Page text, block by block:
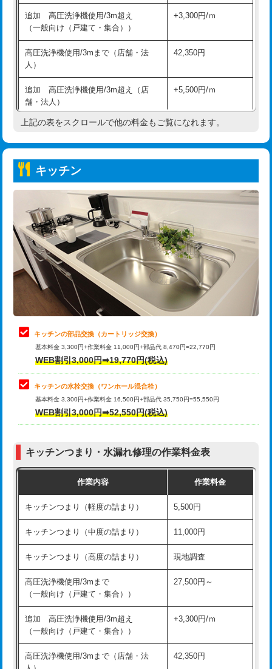
交換・取付（その他部品） 11,000円+材料費
持込商品取付（単水栓） 13,200円
持込商品取付（混合水栓）
持込商品取付（浄水器・分岐水栓） 16,500円
持込商品取付（温水洗浄便座） 22,000円
持込商品取付（普通便座⇔温水洗浄便
22,000円
給水管工事※（ホール加工)
給水管工事※（バンド止め) 3,300円
給水管工事※（支持金具設置) 5,500円
給水管工事※（保温材使用（バンド止
め込み）)
5,500円
給水管工事※（土の掘削・埋め戻し作
11,000円
給水管工事※（塩ビ管（VP・HI）使
用/3ｍまで)
給水管工事※（塩ビ管（VP・HI）使
用（追加）/3ｍ超え)
給水管工事※（ライニング鋼管・銅
管・ポリ管・HT管使用/3ｍまで)
44,000円
管・ポリ管・HT管使用/3ｍ超え)
排水管工事（土の掘削・埋め戻し作
11,000円~
排水管工事（排水管工事/3ｍまで） 55,000円
排水管工事（追加 排水管工事/3ｍ超
+11,000円
マス交換（深さ50㎝未満）
マス交換（深さ50㎝以上） 66,000円
コンクリート斫り（厚さ10㎝まで）
追加 高圧洗浄機使用/3m超え
（一般向け（戸建て・集合））
+3,300円/ｍ
高圧洗浄機使用/3mまで（店舗・法
人）
42,350円
追加 高圧洗浄機使用/3m超え（店
舗・法人）
+5,500円/ｍ
高度高圧洗浄換 現地調査
トーラー機使用/3mまで
追加トーラー機使用/3m超え +3,300円
カメラ調査 33,000円
桝清掃 8,800円
止水・漏水調査・防水処理・清掃・修
理・調整・分解・加工など（軽作業）
11,000円
止水・漏水調査・防水処理・清掃・修
理・調整・分解・加工など（中作業）
22,000円
止水・漏水調査・防水処理・清掃・修
理・調整・分解・加工など（重作業）
33,000円
お風呂タンク脱着
その他部品の脱着
式・ワンホール）)
交換・取付(排水栓・排水トラップ
22,000円+材料費
持込商品取付（単水栓）
持込商品取付（混合水栓） 16,500円
上記の表をスクロールで他の料金もご覧になれます。
キッチン
キッチンの部品交換（カートリッジ交換）
基本料金 3,300円+作業料金 11,000円+部品代 8,470円=22,770円
WEB割引3,000円➡19,770円(税込)
キッチンの水栓交換（ワンホール混合栓）
基本料金 3,300円+作業料金 16,500円+部品代 35,750円=55,550円
WEB割引3,000円➡52,550円(税込)
キッチンつまり・水漏れ修理の作業料金表
作業内容 作業料金
キッチンつまり（軽度の詰まり） 5,500円
キッチンつまり（中度の詰まり） 11,000円
キッチンつまり（高度の詰まり） 現地調査
高圧洗浄機使用/3mまで
（一般向け（戸建て・集合））
27,500円～
追加 高圧洗浄機使用/3m超え
（一般向け（戸建て・集合））
+3,300円/ｍ
高圧洗浄機使用/3mまで（店舗・法
42,350円